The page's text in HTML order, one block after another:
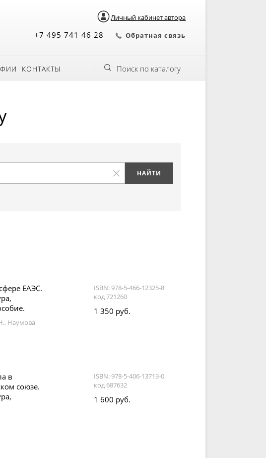
Личный кабинет автора
+7 495 741 46 28 Обратная связь
КОНТАКТЫ Поиск по каталогу
ЕАЭС.
Наумова
ISBN: 978-5-466-12325-8
код 721260
1 350 руб.
в
союзе.
ISBN: 978-5-406-13713-0
код 687632
1 600 руб.